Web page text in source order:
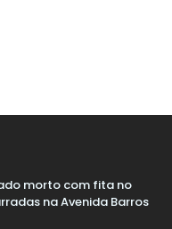
morto com fita no
na Avenida Barros